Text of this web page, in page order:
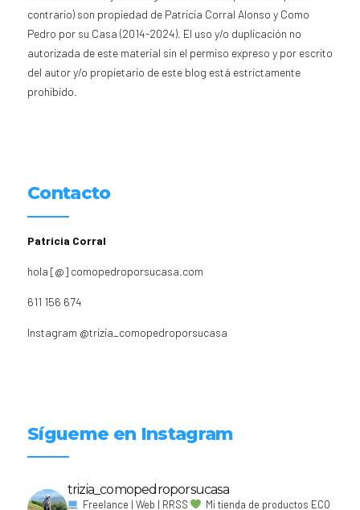
contrario) son propiedad de Patricia Corral Alonso y Como
Pedro por su Casa (2014-2024). El uso y/o duplicación no
autorizada de este material sin el permiso expreso y por escrito
del autor y/o propietario de este blog está estrictamente
prohibido.
Contacto
Patricia Corral
hola [@] comopedroporsucasa.com
611 156 674
Instagram @trizia_comopedroporsucasa
Sígueme en Instagram
trizia_comopedroporsucasa
Freelance | Web | RRSS Mi tienda de productos ECO